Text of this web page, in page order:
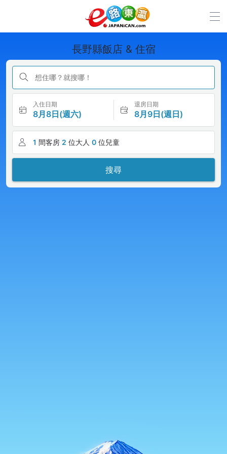
長野縣飯店 & 住宿
想住哪？就搜哪！
入住日期
8月8日(週六)
退房日期
8月9日(週日)
1 間客房 2 位大人 0 位兒童
搜尋